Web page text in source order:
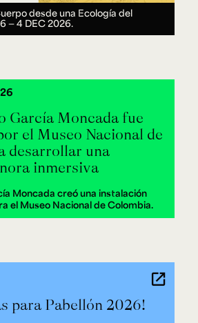
desde una Ecología del
― 4 DEC 2026.
García Moncada fue
el Museo Nacional de
desarrollar una
inmersiva
Moncada creó una instalación
el Museo Nacional de Colombia.
para Pabellón 2026!